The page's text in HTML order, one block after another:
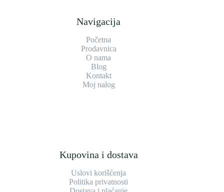
Navigacija
Početna
Prodavnica
O nama
Blog
Kontakt
Moj nalog
Kupovina i dostava
Uslovi korišćenja
Politika privatnosti